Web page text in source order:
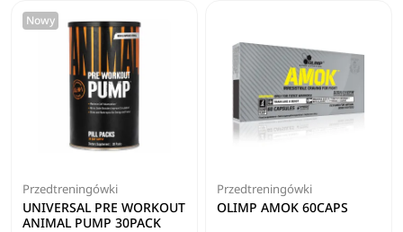
Nowy
Przedtreningówki
UNIVERSAL PRE WORKOUT
ANIMAL PUMP 30PACK
Przedtreningówki
OLIMP AMOK 60CAPS